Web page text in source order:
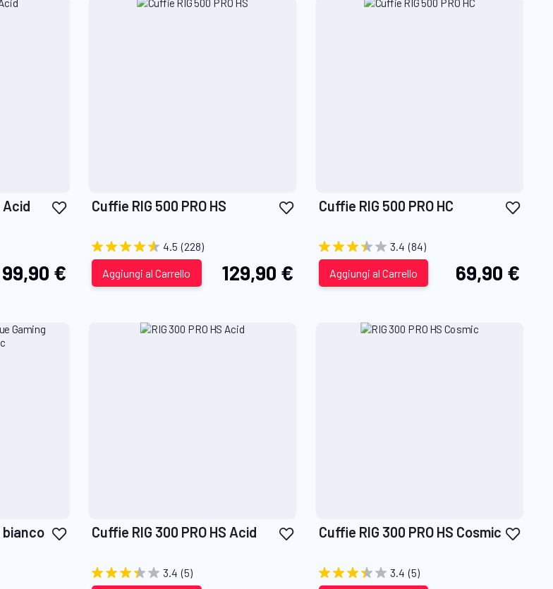
Acid
Aggiungi
desideri
99,90 €
Cuffie RIG 500 PRO HS
Aggiungi
desideri
4.5 (228)
129,90 €
Aggiungi al Carrello
Cuffie RIG 500 PRO HC
3.4 (84)
69,90 €
Aggiungi al Carrello
bianco
Aggiungi
desideri
Cuffie RIG 300 PRO HS Acid
Aggiungi
desideri
3.4 (5)
Cuffie RIG 300 PRO HS Cosmic
3.4 (5)